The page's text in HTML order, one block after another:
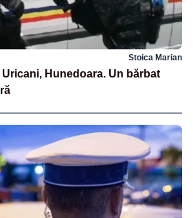
Stoica Marian
Hunedoara. Un bărbat